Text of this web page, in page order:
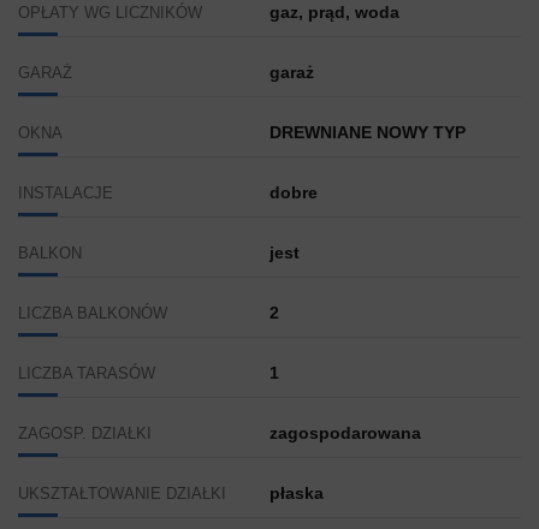
OPŁATY WG LICZNIKÓW gaz, prąd, woda
GARAŻ garaż
OKNA DREWNIANE NOWY TYP
INSTALACJE dobre
BALKON jest
LICZBA BALKONÓW 2
LICZBA TARASÓW 1
ZAGOSP. DZIAŁKI zagospodarowana
UKSZTAŁTOWANIE DZIAŁKI płaska